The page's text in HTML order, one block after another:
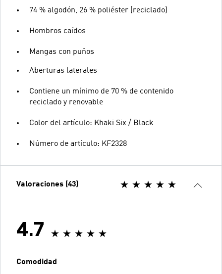
74 % algodón, 26 % poliéster (reciclado)
Hombros caídos
Mangas con puños
Aberturas laterales
Contiene un mínimo de 70 % de contenido
reciclado y renovable
Color del artículo: Khaki Six / Black
Número de artículo: KF2328
Valoraciones (43)
4.7
Comodidad